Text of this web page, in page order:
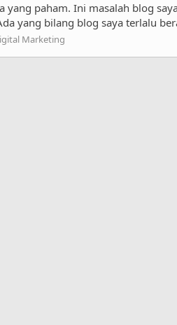
yang paham. Ini masalah blog
yang bilang blog saya terlalu
Marketing